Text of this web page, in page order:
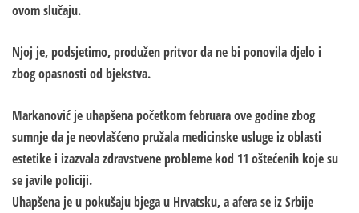
ovom slučaju.
Njoj je, podsjetimo, produžen pritvor da ne bi ponovila djelo i
zbog opasnosti od bjekstva.
Markanović je uhapšena početkom februara ove godine zbog
sumnje da je neovlašćeno pružala medicinske usluge iz oblasti
estetike i izazvala zdravstvene probleme kod 11 oštećenih koje su
se javile policiji.
Uhapšena je u pokušaju bjega u Hrvatsku, a afera se iz Srbije